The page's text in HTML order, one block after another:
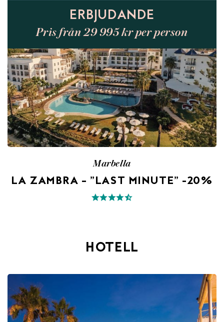
ERBJUDANDE
Pris från 29 995 kr per person
Marbella
LA ZAMBRA – ”LAST MINUTE” -20%
HOTELL